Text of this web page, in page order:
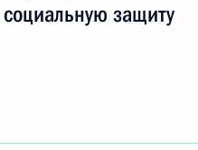
защиту